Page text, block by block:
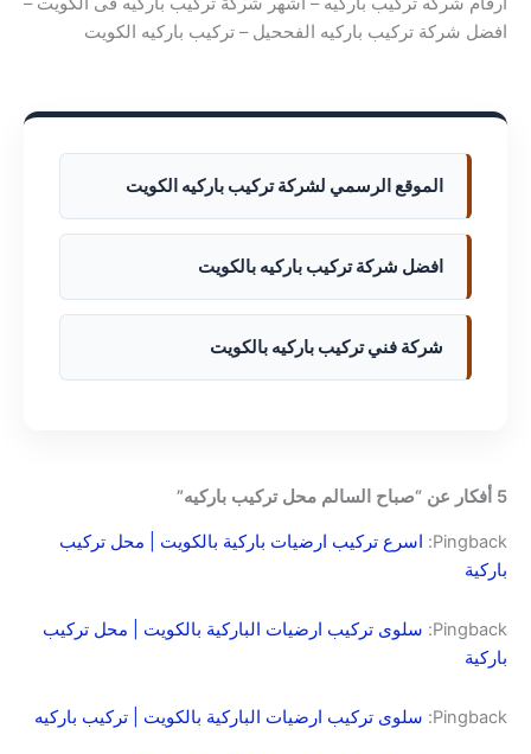
افضل شركة تركيب باركيه الفححيل – تركيب باركيه الكويت
الموقع الرسمي لشركة تركيب باركيه الكويت
افضل شركة تركيب باركيه بالكويت
شركة فني تركيب باركيه بالكويت
5 أفكار عن “صباح السالم محل تركيب باركيه”
Pingback:
اسرع تركيب ارضيات باركية بالكويت | محل تركيب
باركية
Pingback: سلوى تركيب ارضيات الباركية بالكويت | محل تركيب
باركية
Pingback: سلوى تركيب ارضيات الباركية بالكويت | تركيب باركيه